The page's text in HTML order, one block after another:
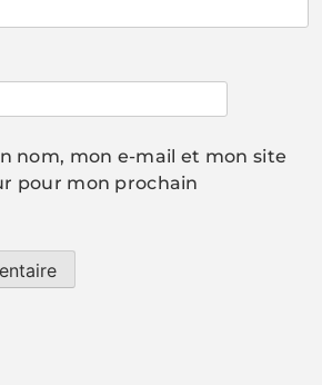
nom, mon e-mail et mon site
pour mon prochain